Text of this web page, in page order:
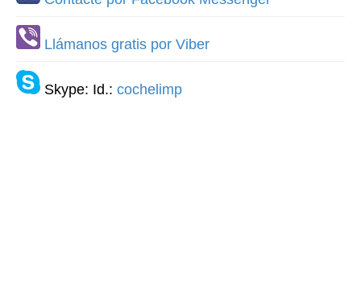
Llámanos gratis por Viber
Skype: Id.: cochelimp